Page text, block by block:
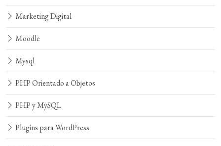
Marketing Digital
Moodle
Mysql
PHP Orientado a Objetos
PHP y MySQL
Plugins para WordPress